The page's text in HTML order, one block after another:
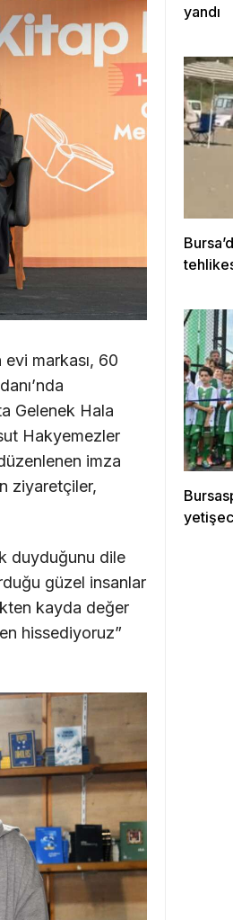
evi markası, 60
Gelenek Hala
Hakyemezler
imza
ziyaretçiler,
duyduğunu dile
güzel insanlar
kayda değer
hissediyoruz”
yandı